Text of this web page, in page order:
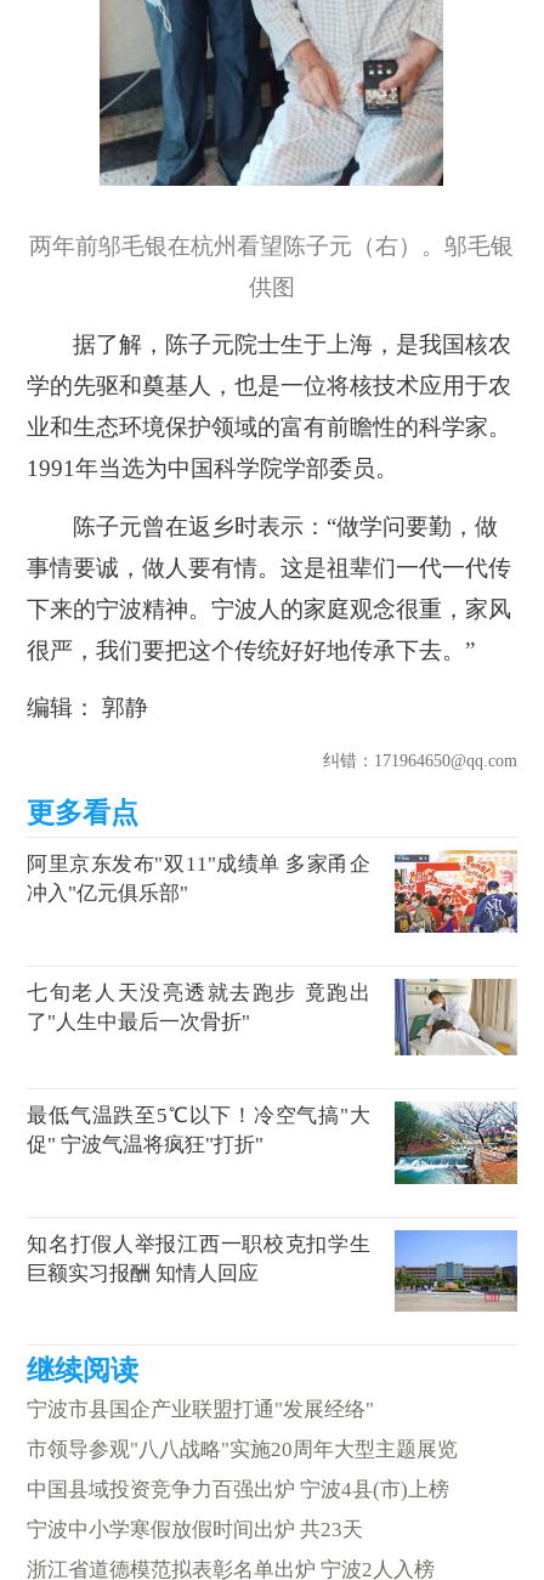
两年前邬毛银在杭州看望陈子元（右）。邬毛银
供图
据了解，陈子元院士生于上海，是我国核农
学的先驱和奠基人，也是一位将核技术应用于农
业和生态环境保护领域的富有前瞻性的科学家。
1991年当选为中国科学院学部委员。
陈子元曾在返乡时表示：“做学问要勤，做
事情要诚，做人要有情。这是祖辈们一代一代传
下来的宁波精神。宁波人的家庭观念很重，家风
很严，我们要把这个传统好好地传承下去。”
编辑： 郭静
纠错：171964650@qq.com
阿里京东发布"双11"成绩单 多家甬企
冲入"亿元俱乐部"
七旬老人天没亮透就去跑步 竟跑出
了"人生中最后一次骨折"
最低气温跌至5℃以下！冷空气搞"大
促" 宁波气温将疯狂"打折"
知名打假人举报江西一职校克扣学生
巨额实习报酬 知情人回应
宁波市县国企产业联盟打通"发展经络"
市领导参观"八八战略"实施20周年大型主题展览
中国县域投资竞争力百强出炉 宁波4县(市)上榜
宁波中小学寒假放假时间出炉 共23天
浙江省道德模范拟表彰名单出炉 宁波2人入榜